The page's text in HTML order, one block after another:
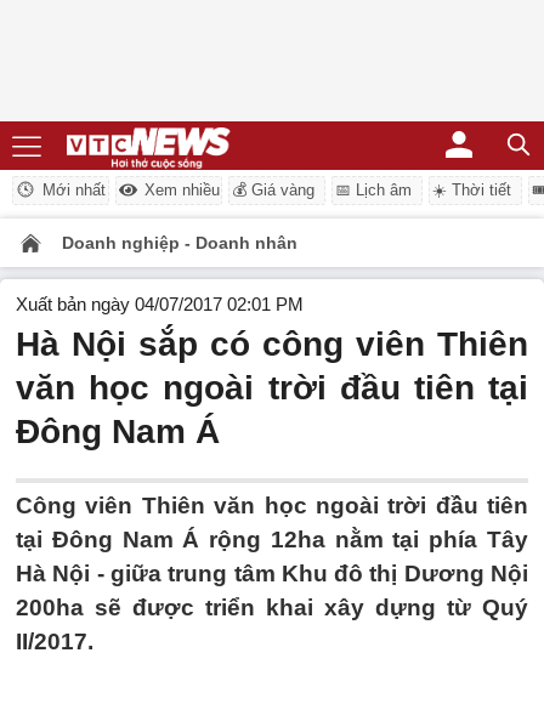
Mới nhất Xem nhiều 💰 Giá vàng 📅 Lịch âm ☀️ Thời tiết
Doanh nghiệp - Doanh nhân
Xuất bản ngày 04/07/2017 02:01 PM
Hà Nội sắp có công viên Thiên
văn học ngoài trời đầu tiên tại
Đông Nam Á
Công viên Thiên văn học ngoài trời đầu tiên
tại Đông Nam Á rộng 12ha nằm tại phía Tây
Hà Nội - giữa trung tâm Khu đô thị Dương Nội
200ha sẽ được triển khai xây dựng từ Quý
II/2017.